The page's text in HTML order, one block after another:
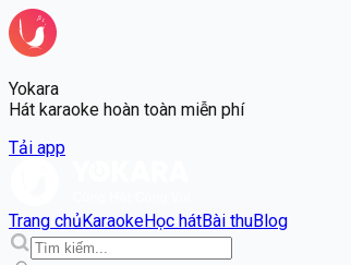
Yokara
Hát karaoke hoàn toàn miễn phí
Tải app
Trang chủKaraokeHọc hátBài thuBlog